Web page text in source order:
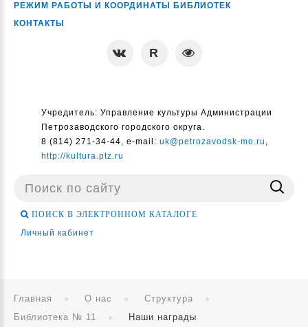
РЕЖИМ РАБОТЫ И КООРДИНАТЫ БИБЛИОТЕК
КОНТАКТЫ
Учредитель: Управление культуры Администрации
Петрозаводского городского округа.
8 (814) 271-34-44, e-mail: uk@petrozavodsk-mo.ru ,
http://kultura.ptz.ru
Поиск
ПОИСК В ЭЛЕКТРОННОМ КАТАЛОГЕ
Личный кабинет
Главная О нас
Структура
Библиотека № 11
Наши награды